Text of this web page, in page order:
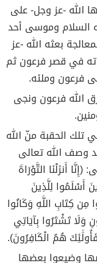
الله -عز وجل- على
السلام وموسى أحد
بعثه الله -عز
في قصر فرعون ثم
فرعون وملئه.
الله فرعون ونجى
الحقبة منّ الله
وصف الله تعالى
أَنزَلْنَا التَّوْرَاةَ
أَسْلَمُوا لِلَّذِينَ
مِن كِتَابِ اللَّهِ وَكَانُوا
تَشْتَرُوا بِآيَاتِي
هُمُ الْكَافِرُونَ).
وضيعوا بعضها